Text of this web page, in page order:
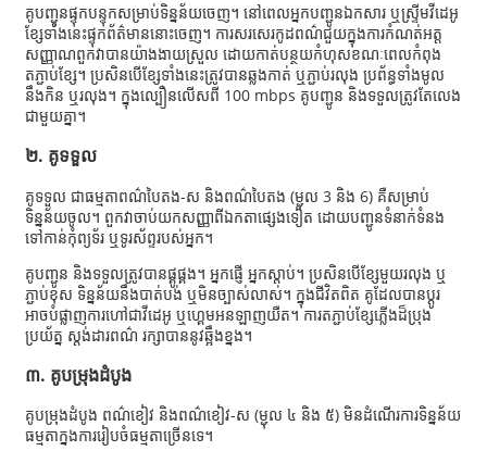
គូបញ្ជូនផ្ទុកបន្ទុកសម្រាប់ទិន្នន័យចេញ។ នៅពេលអ្នកបញ្ជូនឯកសារ ឬស្ទ្រីមវីដេអូ
ខ្សែទាំងនេះផ្ទុកព័ត៌មាននោះចេញ។ ការសរសេរកូដពណ៌ជួយក្នុងការកំណត់អត្ត
សញ្ញាណពួកវាបានយ៉ាងងាយស្រួល ដោយកាត់បន្ថយកំហុសខណៈពេលកំពុង
តភ្ជាប់ខ្សែ។ ប្រសិនបើខ្សែទាំងនេះត្រូវបានឆ្លងកាត់ ឬភ្ជាប់រលុង ប្រព័ន្ធទាំងមូល
នឹងកិន ឬរលុង។ ក្នុងល្បឿនលើសពី 100 mbps គូបញ្ជូន និងទទួលត្រូវតែលេង
ជាមួយគ្នា។
២. គូទទួល
គូទទួល ជាធម្មតាពណ៌បៃតង-ស និងពណ៌បៃតង (ម្ជុល 3 និង 6) គឺសម្រាប់
ទិន្នន័យចូល។ ពួកវាចាប់យកសញ្ញាពីឯកតាផ្សេងទៀត ដោយបញ្ជូនទំនាក់ទំនង
ទៅកាន់កុំព្យូទ័រ ឬទូរស័ព្ទរបស់អ្នក។
គូបញ្ជូន និងទទួលត្រូវបានផ្គូផ្គង។ អ្នកផ្ញើ អ្នកស្តាប់។ ប្រសិនបើខ្សែមួយរលុង ឬ
ភ្ជាប់ខុស ទិន្នន័យនឹងបាត់បង់ ឬមិនច្បាស់លាស់។ ក្នុងជីវិតពិត គូដែលបានប្តូរ
អាចបំផ្លាញការហៅជាវីដេអូ ឬហ្គេមអនឡាញយឺត។ ការតភ្ជាប់ខ្សែភ្លើងដ៏ប្រុង
ប្រយ័ត្ន ស្តង់ដារពណ៌ រក្សាបាននូវឆ្អឹងខ្នង។
៣. គូបម្រុងដំបូង
គូ​បម្រុង​ដំបូង ពណ៌ខៀវ និង​ពណ៌ខៀវ-ស (ម្ជុល ៤ និង ៥) មិន​ដំណើរការ​ទិន្នន័យ​
ធម្មតា​ក្នុង​ការរៀបចំ​ធម្មតា​ច្រើន​ទេ។